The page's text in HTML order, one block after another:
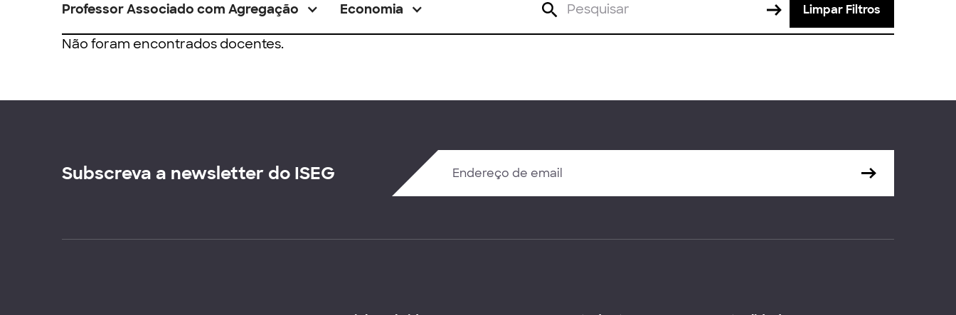
Professor Associado com Agregação Economia Limpar Filtros
Não foram encontrados docentes.
Subscreva a newsletter do ISEG